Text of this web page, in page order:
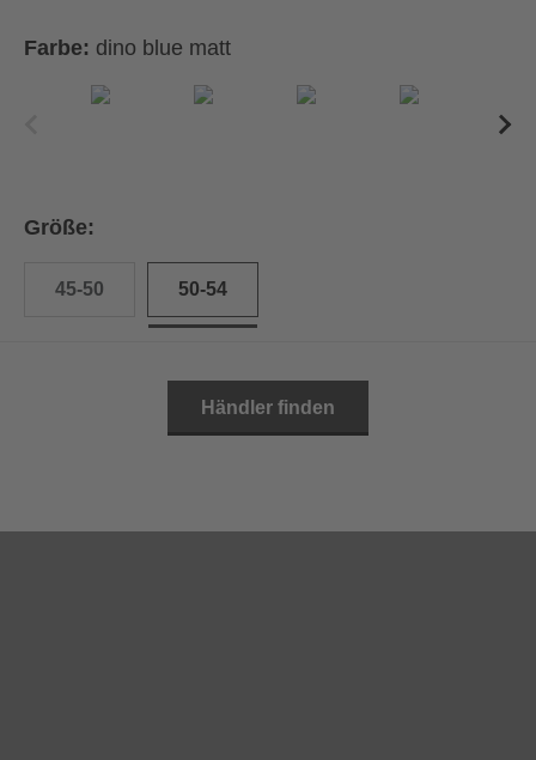
Farbe: dino blue matt
Größe:
45-50 50-54
Händler finden